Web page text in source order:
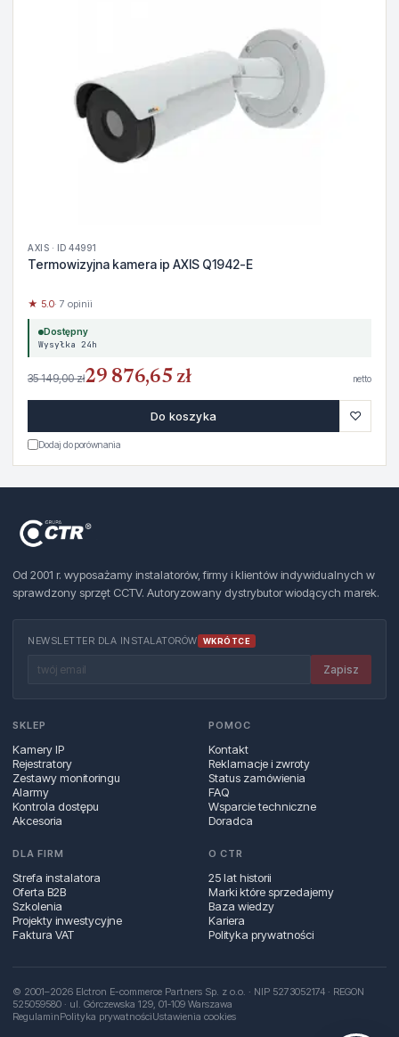
AXIS · ID 44991
Termowizyjna kamera ip AXIS Q1942-E
★ 5.0· 7 opinii
Dostępny
Wysyłka 24h
35 149,00 zł29 876,65 zł netto
Do koszyka ♡
Dodaj do porównania
Od 2001 r. wyposażamy instalatorów, firmy i klientów indywidualnych w
sprawdzony sprzęt CCTV. Autoryzowany dystrybutor wiodących marek.
NEWSLETTER DLA INSTALATORÓW WKRÓTCE
Zapisz
SKLEP
Kamery IP
Rejestratory
Zestawy monitoringu
Alarmy
Kontrola dostępu
Akcesoria
POMOC
Kontakt
Reklamacje i zwroty
Status zamówienia
FAQ
Wsparcie techniczne
Doradca
DLA FIRM
Strefa instalatora
Oferta B2B
Szkolenia
Projekty inwestycyjne
Faktura VAT
O CTR
25 lat historii
Marki które sprzedajemy
Baza wiedzy
Kariera
Polityka prywatności
© 2001–2026 Elctron E-commerce Partners Sp. z o.o. · NIP 5273052174 · REGON
525059580 · ul. Górczewska 129, 01‑109 Warszawa
RegulaminPolityka prywatnościUstawienia cookies